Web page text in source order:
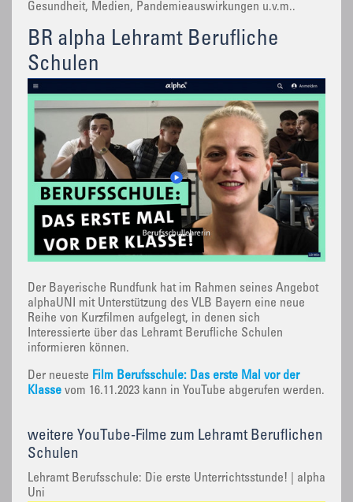
Gesundheit, Medien, Pandemieauswirkungen u.v.m..
BR alpha Lehramt Berufliche
Schulen
Der Bayerische Rundfunk hat im Rahmen seines Angebot
alphaUNI mit Unterstützung des VLB Bayern eine neue
Reihe von Kurzfilmen aufgelegt, in denen sich
Interessierte über das Lehramt Berufliche Schulen
informieren können.
Der neueste Film Berufsschule: Das erste Mal vor der
Klasse vom 16.11.2023 kann in YouTube abgerufen werden.
weitere YouTube-Filme zum Lehramt Beruflichen
Schulen
Lehramt Berufsschule: Die erste Unterrichtsstunde! | alpha
Uni